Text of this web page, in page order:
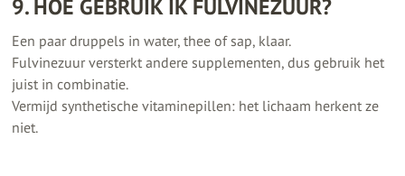
9. HOE GEBRUIK IK FULVINEZUUR?
Een paar druppels in water, thee of sap, klaar.
Fulvinezuur versterkt andere supplementen, dus gebruik het
juist in combinatie.
Vermijd synthetische vitaminepillen: het lichaam herkent ze
niet.